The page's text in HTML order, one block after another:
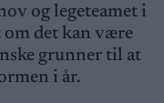
og legeteamet i
om det kan være
grunner til at
i år.